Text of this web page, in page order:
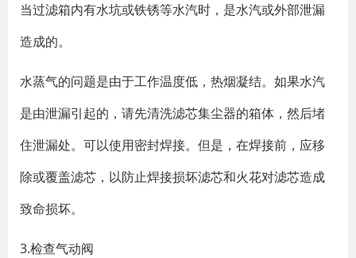
当过滤箱内有水坑或铁锈等水汽时，是水汽或外部泄漏
造成的。
水蒸气的问题是由于工作温度低，热烟凝结。如果水汽
是由泄漏引起的，请先清洗滤芯集尘器的箱体，然后堵
住泄漏处。可以使用密封焊接。但是，在焊接前，应移
除或覆盖滤芯，以防止焊接损坏滤芯和火花对滤芯造成
致命损坏。
3.检查气动阀